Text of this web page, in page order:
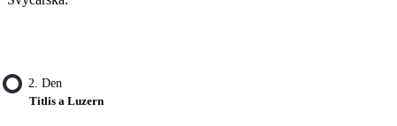
2. Den
Titlis a Luzern